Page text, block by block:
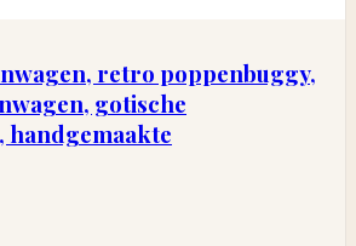
retro poppenbuggy,
gotische
handgemaakte